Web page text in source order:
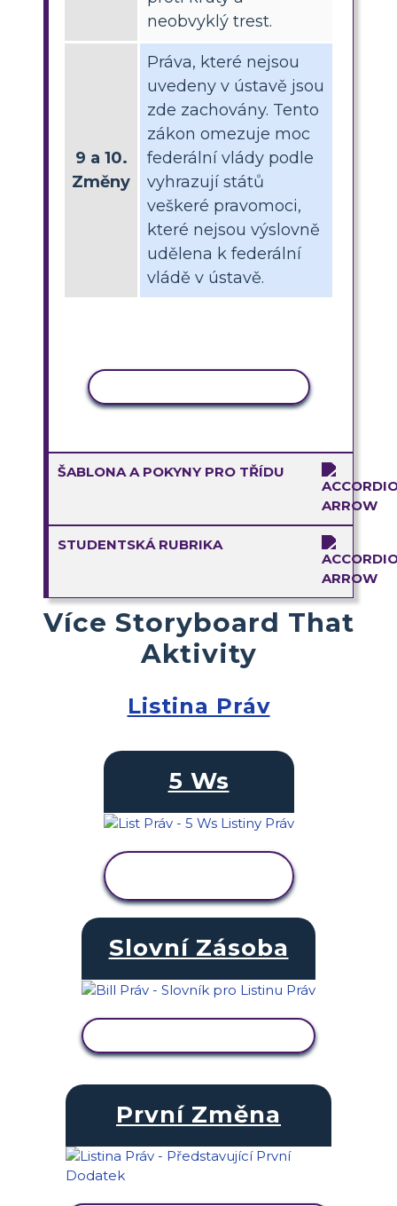
neobvyklý trest.
9 a 10.
Změny
Práva, které nejsou
uvedeny v ústavě jsou
zde zachovány. Tento
zákon omezuje moc
federální vlády podle
vyhrazují států
veškeré pravomoci,
které nejsou výslovně
udělena k federální
vládě v ústavě.
ŠABLONA A POKYNY PRO TŘÍDU
STUDENTSKÁ RUBRIKA
Více Storyboard That
Aktivity
Listina Práv
5 Ws
Slovní Zásoba
První Změna